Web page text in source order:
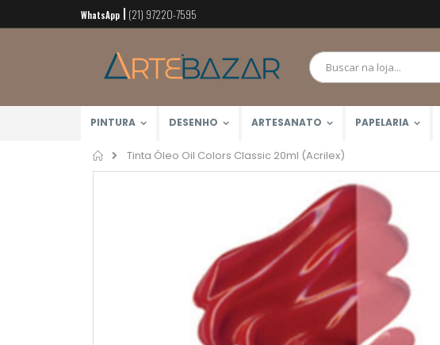
Pular
para
conteúdo
WhatsApp (21) 97220-7595
PINTURA DESENHO ARTESANATO PAPELARIA
Home
Tinta Óleo Oil Colors Classic 20ml (Acrilex)
Pular